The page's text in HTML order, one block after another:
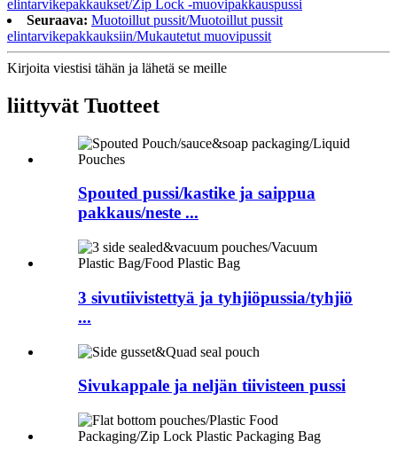
elintarvikepakkaukset/Zip Lock -muovipakkauspussi
Seuraava: Muotoillut pussit/Muotoillut pussit
elintarvikepakkauksiin/Mukautetut muovipussit
Kirjoita viestisi tähän ja lähetä se meille
liittyvät Tuotteet
Spouted pussi/kastike ja saippua
pakkaus/neste ...
3 sivutiivistettyä ja tyhjiöpussia/tyhjiö
...
Sivukappale ja neljän tiivisteen pussi